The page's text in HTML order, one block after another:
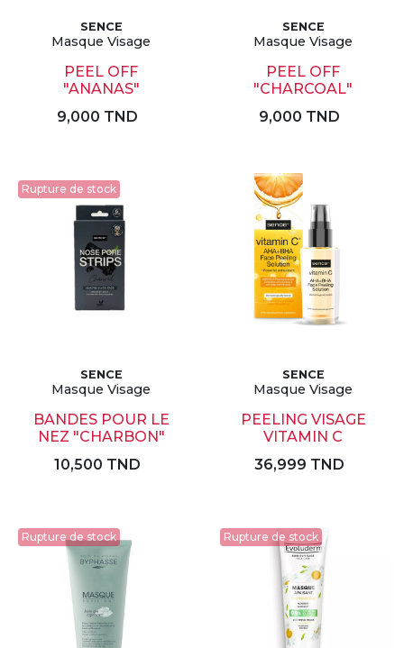
SENCE
Masque Visage
PEEL OFF
"ANANAS"
9,000 TND
SENCE
Masque Visage
PEEL OFF
"CHARCOAL"
9,000 TND
Rupture de stock
SENCE
Masque Visage
BANDES POUR LE
NEZ "CHARBON"
10,500 TND
SENCE
Masque Visage
PEELING VISAGE
VITAMIN C
36,999 TND
Rupture de stock Rupture de stock